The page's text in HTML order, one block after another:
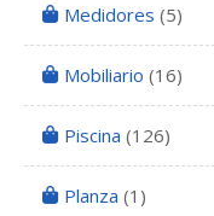
Medidores (5)
Mobiliario (16)
Piscina (126)
Planza (1)